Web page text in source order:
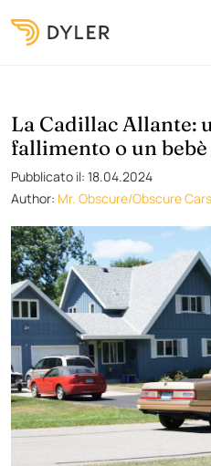
La Cadillac Allante:
fallimento o un
Pubblicato il: 18.04.2024
Author: Mr. Obscure/Obscure